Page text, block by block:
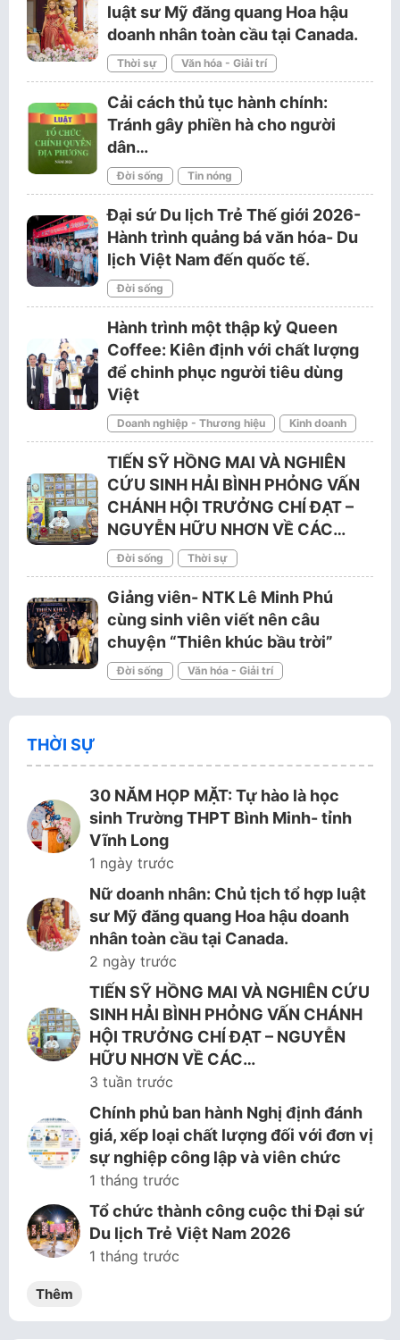
luật sư Mỹ đăng quang Hoa hậu
doanh nhân toàn cầu tại Canada.
Thời sự Văn hóa - Giải trí
Cải cách thủ tục hành chính:
Tránh gây phiền hà cho người
dân…
Đời sống Tin nóng
Đại sứ Du lịch Trẻ Thế giới 2026-
Hành trình quảng bá văn hóa- Du
lịch Việt Nam đến quốc tế.
Đời sống
Hành trình một thập kỷ Queen
Coffee: Kiên định với chất lượng
để chinh phục người tiêu dùng
Việt
Doanh nghiệp - Thương hiệu Kinh doanh
TIẾN SỸ HỒNG MAI VÀ NGHIÊN
CỨU SINH HẢI BÌNH PHỎNG VẤN
CHÁNH HỘI TRƯỞNG CHÍ ĐẠT –
NGUYỄN HỮU NHƠN VỀ CÁC…
Đời sống Thời sự
Giảng viên- NTK Lê Minh Phú
cùng sinh viên viết nên câu
chuyện “Thiên khúc bầu trời”
Đời sống Văn hóa - Giải trí
THỜI SỰ
30 NĂM HỌP MẶT: Tự hào là học
sinh Trường THPT Bình Minh- tỉnh
Vĩnh Long
1 ngày trước
Nữ doanh nhân: Chủ tịch tổ hợp luật
sư Mỹ đăng quang Hoa hậu doanh
nhân toàn cầu tại Canada.
2 ngày trước
TIẾN SỸ HỒNG MAI VÀ NGHIÊN CỨU
SINH HẢI BÌNH PHỎNG VẤN CHÁNH
HỘI TRƯỞNG CHÍ ĐẠT – NGUYỄN
HỮU NHƠN VỀ CÁC…
3 tuần trước
Chính phủ ban hành Nghị định đánh
giá, xếp loại chất lượng đối với đơn vị
sự nghiệp công lập và viên chức
1 tháng trước
Tổ chức thành công cuộc thi Đại sứ
Du lịch Trẻ Việt Nam 2026
1 tháng trước
Thêm